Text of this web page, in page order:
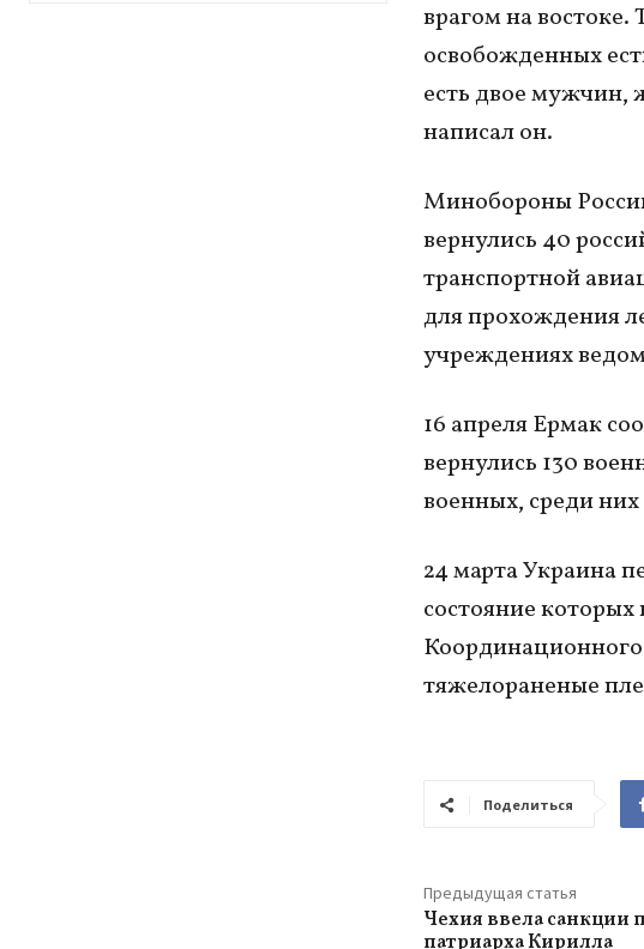
врагом на
освобожденных
есть двое мужчин,
написал он.
Минобороны
вернулись 40
транспортной
для прохождения
учреждениях
16 апреля Ермак
вернулись 130
военных, среди
24 марта Украина
состояние
тяжелораненые
Поделиться
Предыдущая статья
Чехия ввела санкции
патриарха Кирилла